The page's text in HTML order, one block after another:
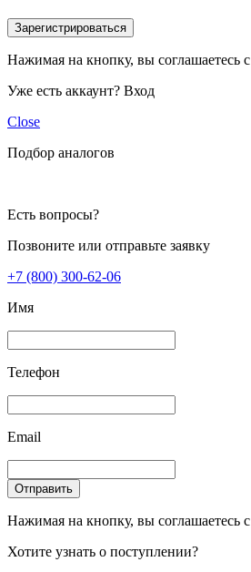
Зарегистрироваться
Нажимая на кнопку, вы соглашаетесь с
Уже есть аккаунт? Вход
Close
Подбор аналогов
Есть вопросы?
Позвоните или отправьте заявку
+7 (800) 300-62-06
Имя
Телефон
Email
Отправить
Нажимая на кнопку, вы соглашаетесь с
Хотите узнать о поступлении?